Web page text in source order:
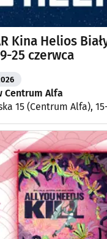
Kina Helios
25 czerwca
Centrum Alfa
15 (Centrum Alfa),